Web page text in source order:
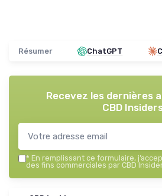
Résumer ChatGPT
Recevez les dernières
CBD
* En remplissant ce formulaire,
des fins commerciales par CBD